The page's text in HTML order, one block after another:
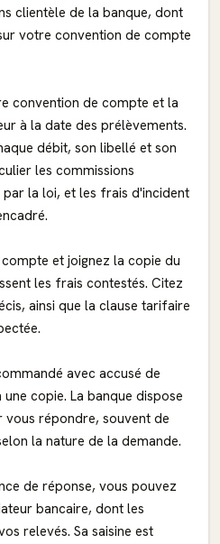
clientèle de la banque, dont
votre convention de compte
convention de compte et la
à la date des prélèvements.
débit, son libellé et son
les commissions
la loi, et les frais d'incident
et joignez la copie du
les frais contestés. Citez
ainsi que la clause tarifaire
avec accusé de
copie. La banque dispose
répondre, souvent de
la nature de la demande.
de réponse, vous pouvez
bancaire, dont les
relevés. Sa saisine est